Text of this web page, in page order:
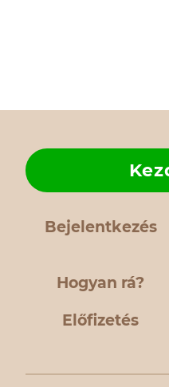
Bejelentkezés
Hogyan rá?
Előfizetés